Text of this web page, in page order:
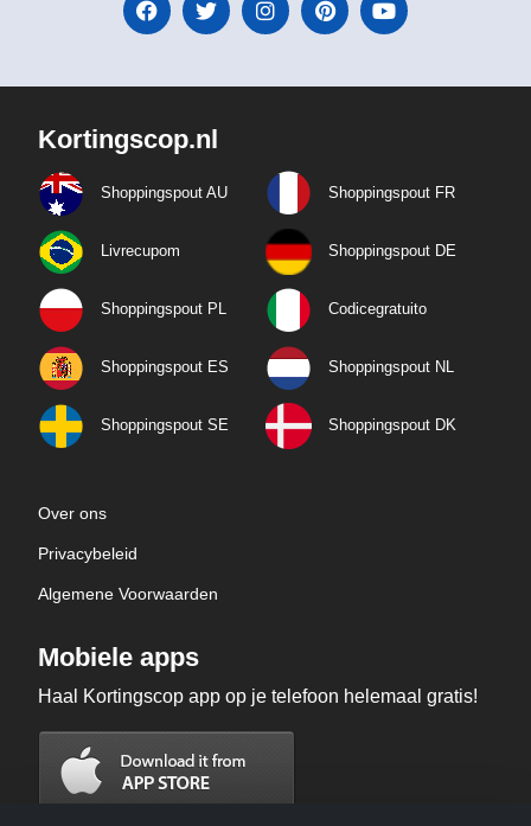
Kortingscop.nl
Shoppingspout AU Shoppingspout FR
Livrecupom Shoppingspout DE
Shoppingspout PL Codicegratuito
Shoppingspout ES Shoppingspout NL
Shoppingspout SE Shoppingspout DK
Over ons
Privacybeleid
Algemene Voorwaarden
Mobiele apps
Haal Kortingscop app op je telefoon helemaal gratis!